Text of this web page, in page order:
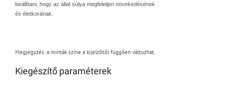
beállítani, hogy az állat súlya megfeleljen növekedésének
és életkorának.
Megjegyzés: a minták színe a kijelzőtől függően változhat.
Kiegészítő paraméterek